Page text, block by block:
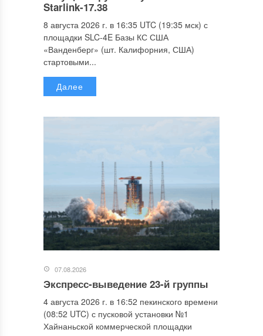
Starlink-17.38
8 августа 2026 г. в 16:35 UTC (19:35 мск) с
площадки SLC-4E Базы КС США
«Ванденберг» (шт. Калифорния, США)
стартовыми...
Далее
07.08.2026
Экспресс-выведение 23-й группы
4 августа 2026 г. в 16:52 пекинского времени
(08:52 UTC) с пусковой установки №1
Хайнаньской коммерческой площадки